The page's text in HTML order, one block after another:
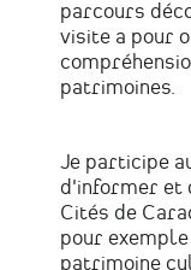
parcours
visite a pour
patrimoines.
Je participe
d'informer et
Cités de
pour
patrimoine